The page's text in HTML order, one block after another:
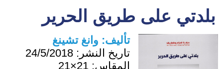
بلدتي على طريق الحرير
تأليف: وانغ تشينغ
تاريخ النشر: 24/5/2018
المقاس: 21×21